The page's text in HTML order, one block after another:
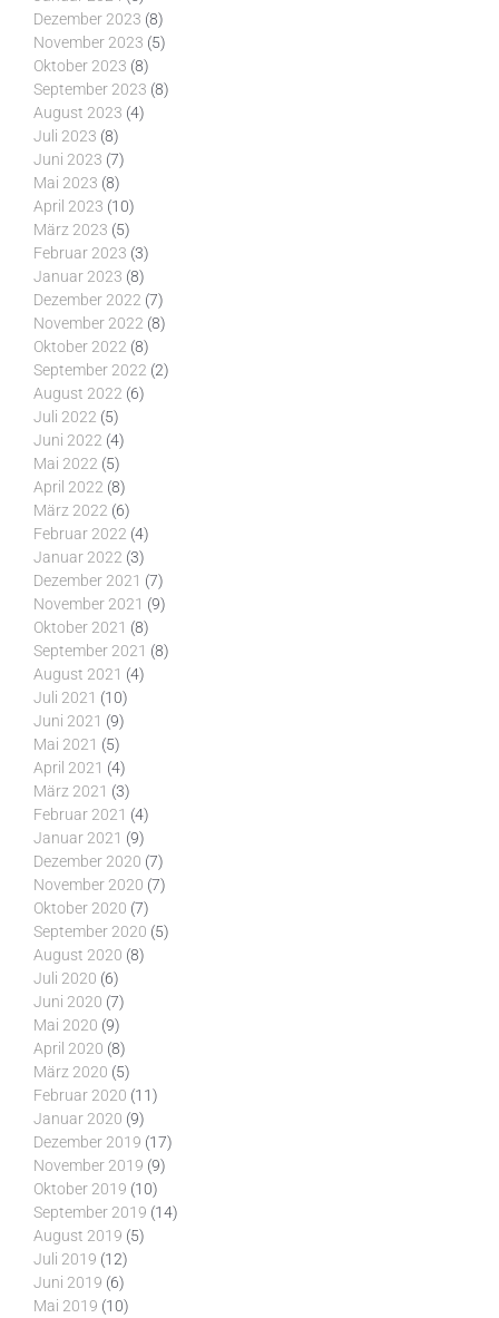
Dezember 2023 (8)
November 2023 (5)
Oktober 2023 (8)
September 2023 (8)
August 2023 (4)
Juli 2023 (8)
Juni 2023 (7)
Mai 2023 (8)
April 2023 (10)
März 2023 (5)
Februar 2023 (3)
Januar 2023 (8)
Dezember 2022 (7)
November 2022 (8)
Oktober 2022 (8)
September 2022 (2)
August 2022 (6)
Juli 2022 (5)
Juni 2022 (4)
Mai 2022 (5)
April 2022 (8)
März 2022 (6)
Februar 2022 (4)
Januar 2022 (3)
Dezember 2021 (7)
November 2021 (9)
Oktober 2021 (8)
September 2021 (8)
August 2021 (4)
Juli 2021 (10)
Juni 2021 (9)
Mai 2021 (5)
April 2021 (4)
März 2021 (3)
Februar 2021 (4)
Januar 2021 (9)
Dezember 2020 (7)
November 2020 (7)
Oktober 2020 (7)
September 2020 (5)
August 2020 (8)
Juli 2020 (6)
Juni 2020 (7)
Mai 2020 (9)
April 2020 (8)
März 2020 (5)
Februar 2020 (11)
Januar 2020 (9)
Dezember 2019 (17)
November 2019 (9)
Oktober 2019 (10)
September 2019 (14)
August 2019 (5)
Juli 2019 (12)
Juni 2019 (6)
Mai 2019 (10)